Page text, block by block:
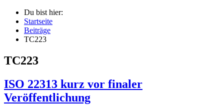
Du bist hier:
Startseite
Beiträge
TC223
TC223
ISO 22313 kurz vor finaler
Veröffentlichung